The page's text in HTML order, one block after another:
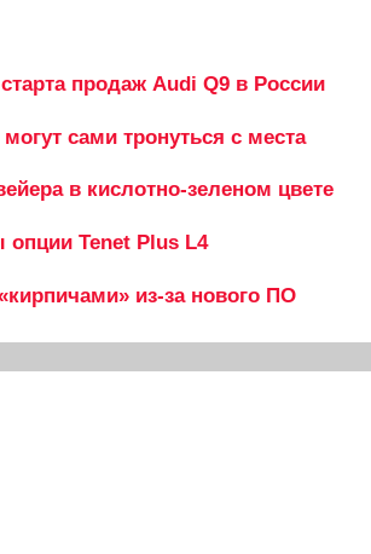
продаж Audi Q9 в России
сами тронуться с места
в кислотно-зеленом цвете
Tenet Plus L4
из-за нового ПО